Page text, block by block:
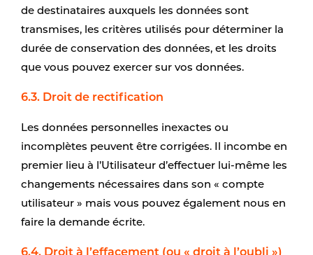
de destinataires auxquels les données sont
transmises, les critères utilisés pour déterminer la
durée de conservation des données, et les droits
que vous pouvez exercer sur vos données.
6.3. Droit de rectification
Les données personnelles inexactes ou
incomplètes peuvent être corrigées. Il incombe en
premier lieu à l’Utilisateur d’effectuer lui-même les
changements nécessaires dans son « compte
utilisateur » mais vous pouvez également nous en
faire la demande écrite.